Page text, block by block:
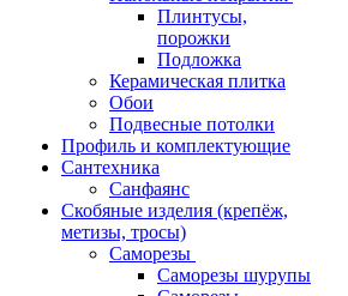
Плинтусы,
порожки
Подложка
Керамическая плитка
Обои
Подвесные потолки
Профиль и комплектующие
Сантехника
Санфаянс
Скобяные изделия (крепёж,
метизы, тросы)
Саморезы
Саморезы шурупы